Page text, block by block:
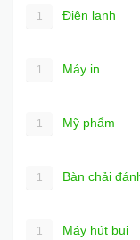
1 Điện lạnh
1 Máy in
1 Mỹ phẩm
1 Bàn chải
1 Máy hút bụi